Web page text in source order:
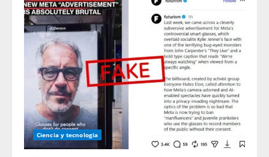
Ciencia y tecnologia